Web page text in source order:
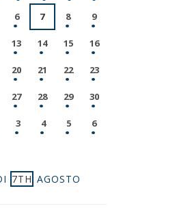
6 7 8 9
13 14 15 16
20 21 22 23
27 28 29 30
3 4 5 6
7TH AGOSTO